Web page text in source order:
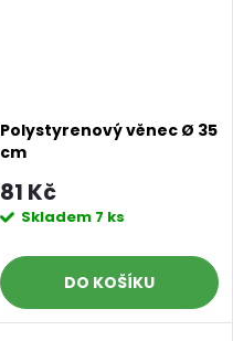
Polystyrenový věnec Ø 35
cm
81 Kč
Skladem 7 ks
DO KOŠÍKU